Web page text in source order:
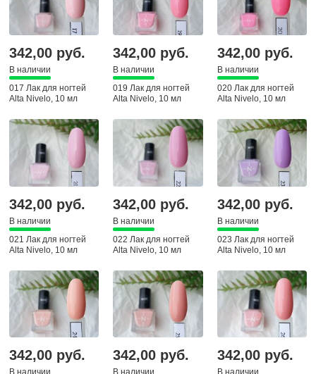
342,00 руб.
В наличии
017 Лак для ногтей
Alta Nivelo, 10 мл
342,00 руб.
В наличии
019 Лак для ногтей
Alta Nivelo, 10 мл
342,00 руб.
В наличии
020 Лак для ногтей
Alta Nivelo, 10 мл
342,00 руб.
В наличии
021 Лак для ногтей
Alta Nivelo, 10 мл
342,00 руб.
В наличии
022 Лак для ногтей
Alta Nivelo, 10 мл
342,00 руб.
В наличии
023 Лак для ногтей
Alta Nivelo, 10 мл
342,00 руб.
В наличии
342,00 руб.
В наличии
342,00 руб.
В наличии